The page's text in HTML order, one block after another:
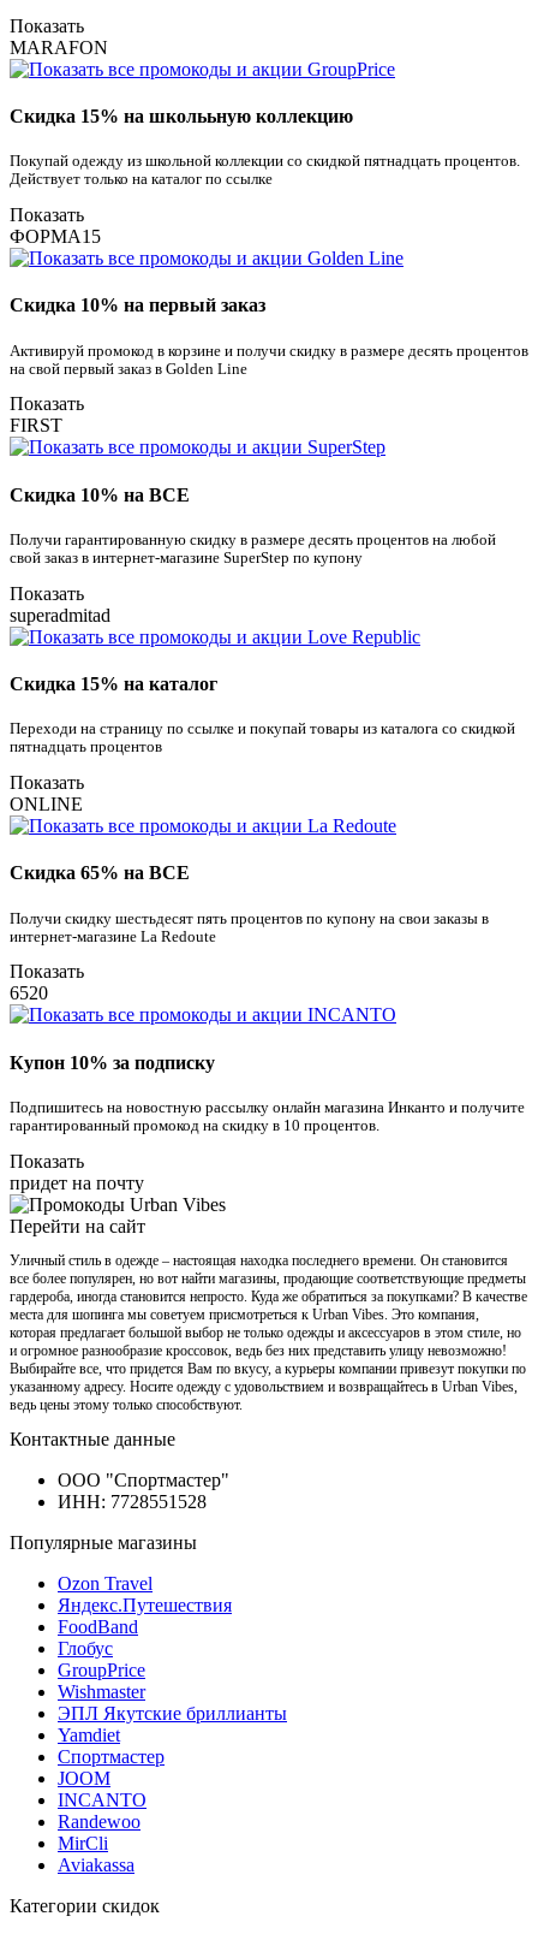
Показать
MARAFON
Скидка 15% на школььную коллекцию
Покупай одежду из школьной коллекции со скидкой пятнадцать процентов.
Действует только на каталог по ссылке
Показать
ФОРМА15
Скидка 10% на первый заказ
Активируй промокод в корзине и получи скидку в размере десять процентов
на свой первый заказ в Golden Line
Показать
FIRST
Скидка 10% на ВСЕ
Получи гарантированную скидку в размере десять процентов на любой
свой заказ в интернет-магазине SuperStep по купону
Показать
superadmitad
Скидка 15% на каталог
Переходи на страницу по ссылке и покупай товары из каталога со скидкой
пятнадцать процентов
Показать
ONLINE
Скидка 65% на ВСЕ
Получи скидку шестьдесят пять процентов по купону на свои заказы в
интернет-магазине La Redoute
Показать
6520
Купон 10% за подписку
Подпишитесь на новостную рассылку онлайн магазина Инканто и получите
гарантированный промокод на скидку в 10 процентов.
Показать
придет на почту
Перейти на сайт
Уличный стиль в одежде – настоящая находка последнего времени. Он становится
все более популярен, но вот найти магазины, продающие соответствующие предметы
гардероба, иногда становится непросто. Куда же обратиться за покупками? В качестве
места для шопинга мы советуем присмотреться к Urban Vibes. Это компания,
которая предлагает большой выбор не только одежды и аксессуаров в этом стиле, но
и огромное разнообразие кроссовок, ведь без них представить улицу невозможно!
Выбирайте все, что придется Вам по вкусу, а курьеры компании привезут покупки по
указанному адресу. Носите одежду с удовольствием и возвращайтесь в Urban Vibes,
ведь цены этому только способствуют.
Контактные данные
ООО "Спортмастер"
ИНН: 7728551528
Популярные магазины
Ozon Travel
Яндекс.Путешествия
FoodBand
Глобус
GroupPrice
Wishmaster
ЭПЛ Якутские бриллианты
Yamdiet
Спортмастер
JOOM
INCANTO
Randewoo
MirCli
Aviakassa
Категории скидок